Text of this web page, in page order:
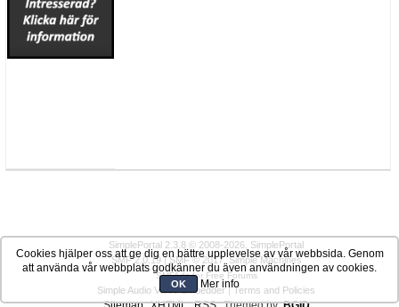
SimplePortal 2.3.8 © 2008-2026, SimplePortal
SMF 2.0.19|SMF © 2017,Simple Machines
SMFAdsfor Free Forums
Simple Audio Video Embedder|Terms and Policies
Cookies hjälper oss att ge dig en bättre upplevelse av vår webbsida. Genom
att använda vår webbplats godkänner du även användningen av cookies.
OK Mer info